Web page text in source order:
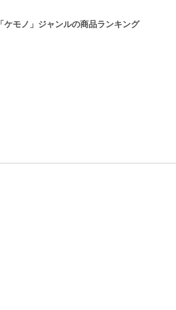
「ケモノ」ジャンルの商品ランキング